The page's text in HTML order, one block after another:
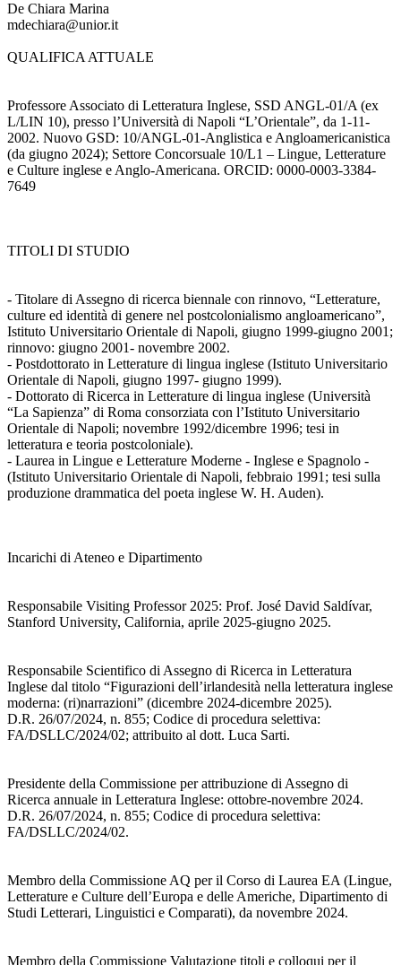
De Chiara Marina
mdechiara@unior.it
QUALIFICA ATTUALE
Professore Associato di Letteratura Inglese, SSD ANGL-01/A (ex
L/LIN 10), presso l’Università di Napoli “L’Orientale”, da 1-11-
2002. Nuovo GSD: 10/ANGL-01-Anglistica e Angloamericanistica
(da giugno 2024); Settore Concorsuale 10/L1 – Lingue, Letterature
e Culture inglese e Anglo-Americana. ORCID: 0000-0003-3384-
7649
TITOLI DI STUDIO
- Titolare di Assegno di ricerca biennale con rinnovo, “Letterature,
culture ed identità di genere nel postcolonialismo angloamericano”,
Istituto Universitario Orientale di Napoli, giugno 1999-giugno 2001;
rinnovo: giugno 2001- novembre 2002.
- Postdottorato in Letterature di lingua inglese (Istituto Universitario
Orientale di Napoli, giugno 1997- giugno 1999).
- Dottorato di Ricerca in Letterature di lingua inglese (Università
“La Sapienza” di Roma consorziata con l’Istituto Universitario
Orientale di Napoli; novembre 1992/dicembre 1996; tesi in
letteratura e teoria postcoloniale).
- Laurea in Lingue e Letterature Moderne - Inglese e Spagnolo -
(Istituto Universitario Orientale di Napoli, febbraio 1991; tesi sulla
produzione drammatica del poeta inglese W. H. Auden).
Incarichi di Ateneo e Dipartimento
Responsabile Visiting Professor 2025: Prof. José David Saldívar,
Stanford University, California, aprile 2025-giugno 2025.
Responsabile Scientifico di Assegno di Ricerca in Letteratura
Inglese dal titolo “Figurazioni dell’irlandesità nella letteratura inglese
moderna: (ri)narrazioni” (dicembre 2024-dicembre 2025).
D.R. 26/07/2024, n. 855; Codice di procedura selettiva:
FA/DSLLC/2024/02; attribuito al dott. Luca Sarti.
Presidente della Commissione per attribuzione di Assegno di
Ricerca annuale in Letteratura Inglese: ottobre-novembre 2024.
D.R. 26/07/2024, n. 855; Codice di procedura selettiva:
FA/DSLLC/2024/02.
Membro della Commissione AQ per il Corso di Laurea EA (Lingue,
Letterature e Culture dell’Europa e delle Americhe, Dipartimento di
Studi Letterari, Linguistici e Comparati), da novembre 2024.
Membro della Commissione Valutazione titoli e colloqui per il